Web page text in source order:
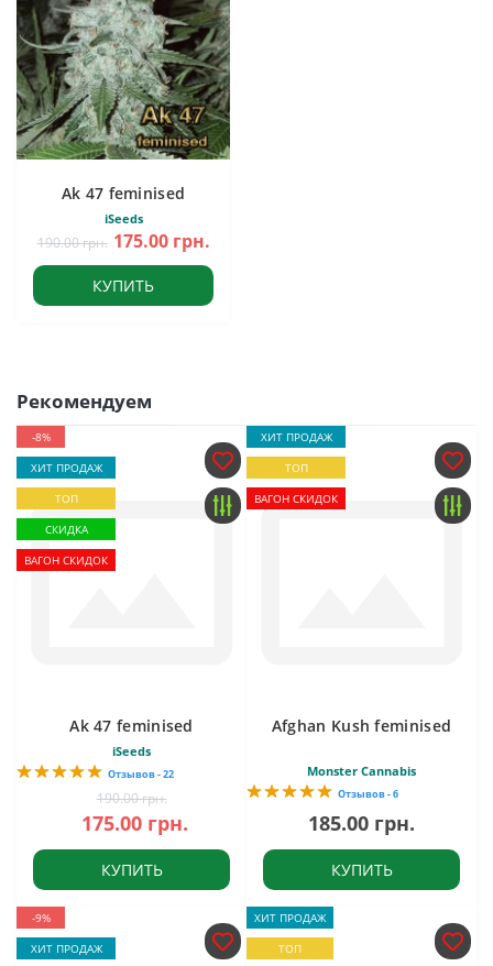
Ak 47 feminised
iSeeds
190.00 грн. 175.00 грн.
КУПИТЬ
Рекомендуем
-8%
ХИТ ПРОДАЖ
ТОП
СКИДКА
ВАГОН СКИДОК
Ak 47 feminised
iSeeds
Отзывов - 22
190.00 грн.
175.00 грн.
КУПИТЬ
ХИТ ПРОДАЖ
ТОП
ВАГОН СКИДОК
Afghan Kush feminised
Monster Cannabis
Отзывов - 6
185.00 грн.
КУПИТЬ
-9%
ХИТ ПРОДАЖ
ХИТ ПРОДАЖ
ТОП